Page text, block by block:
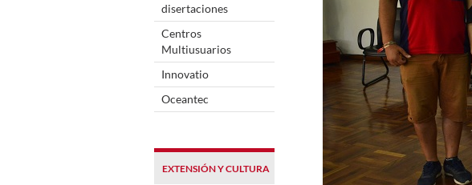
disertaciones
Centros
Multiusuarios
Innovatio
Oceantec
EXTENSIÓN Y CULTURA